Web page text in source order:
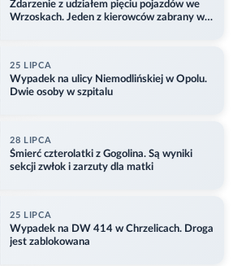
Zdarzenie z udziałem pięciu pojazdów we
Wrzoskach. Jeden z kierowców zabrany w
25 LIPCA
Wypadek na ulicy Niemodlińskiej w Opolu.
Dwie osoby w szpitalu
28 LIPCA
Śmierć czterolatki z Gogolina. Są wyniki
sekcji zwłok i zarzuty dla matki
25 LIPCA
Wypadek na DW 414 w Chrzelicach. Droga
jest zablokowana